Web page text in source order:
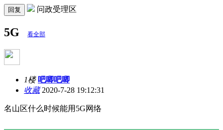
回复 问政受理区
5G 看全部
1楼 吧唧吧唧
收藏2020-7-28 19:12:31
名山区什么时候能用5G网络